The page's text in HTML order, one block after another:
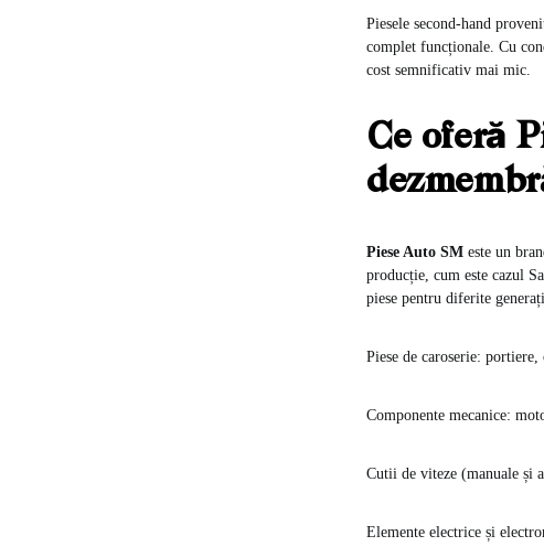
Piesele second-hand
complet funcționale. Cu
cost semnificativ mai mic.
Ce oferă
Piese Auto SM este un
producție, cum este cazul
piese pentru diferite
Piese de caroserie:
Componente mecanice:
Cutii de viteze (manuale și
Elemente electrice și